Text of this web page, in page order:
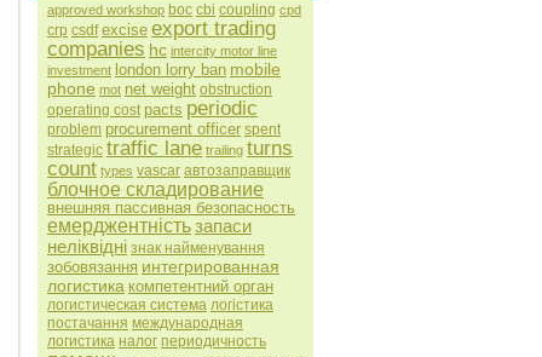
approved workshop boc cbi coupling cpd
crp csdf excise export trading
companies hc intercity motor line
investment london lorry ban mobile
phone mot net weight obstruction
operating cost pacts periodic
problem procurement officer spent
strategic traffic lane trailing turns
count types vascar автозаправщик
блочное складирование
внешняя пассивная безопасность
емерджентністьзапаси
неліквідні знак найменування
зобовязання интегрированная
логистика компетентний орган
логистическая система логістика
постачання международная
логистика налог периодичность